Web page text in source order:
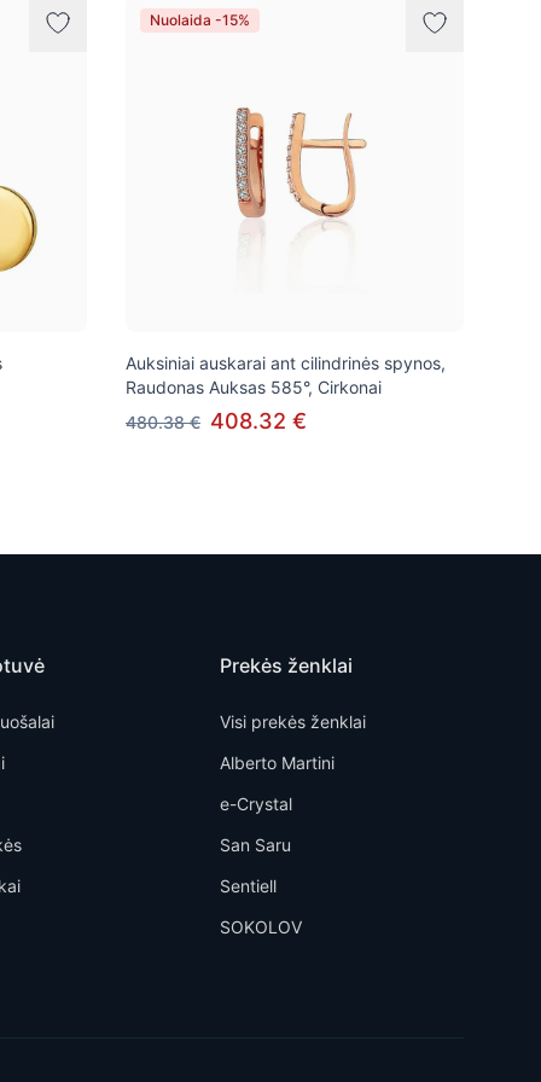
Nuolaida -15%
Auksiniai auskarai ant cilindrinės spynos,
Raudonas Auksas 585°, Cirkonai
480.38 € 408.32 €
Prekės ženklai
Visi prekės ženklai
Alberto Martini
e-Crystal
San Saru
Sentiell
SOKOLOV